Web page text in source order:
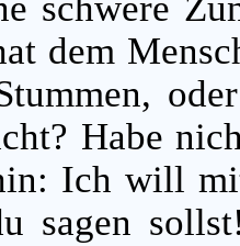
dem
Habe
Ich will
sagen